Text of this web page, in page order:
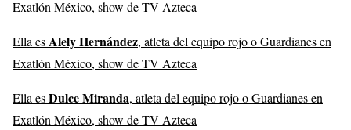
Exatlón México, show de TV Azteca
Ella es Alely Hernández, atleta del equipo rojo o Guardianes en
Exatlón México, show de TV Azteca
Ella esDulce Miranda, atleta del equipo rojo o Guardianes en
Exatlón México, show de TV Azteca